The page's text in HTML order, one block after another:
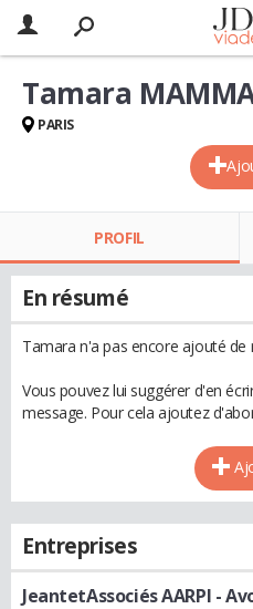
Tamara
PARIS
PROFIL
En résumé
Tamara n'a pas encore ajouté de
Vous pouvez lui suggérer d'en
message. Pour cela ajoutez
Entreprises
JeantetAssociés AARPI -